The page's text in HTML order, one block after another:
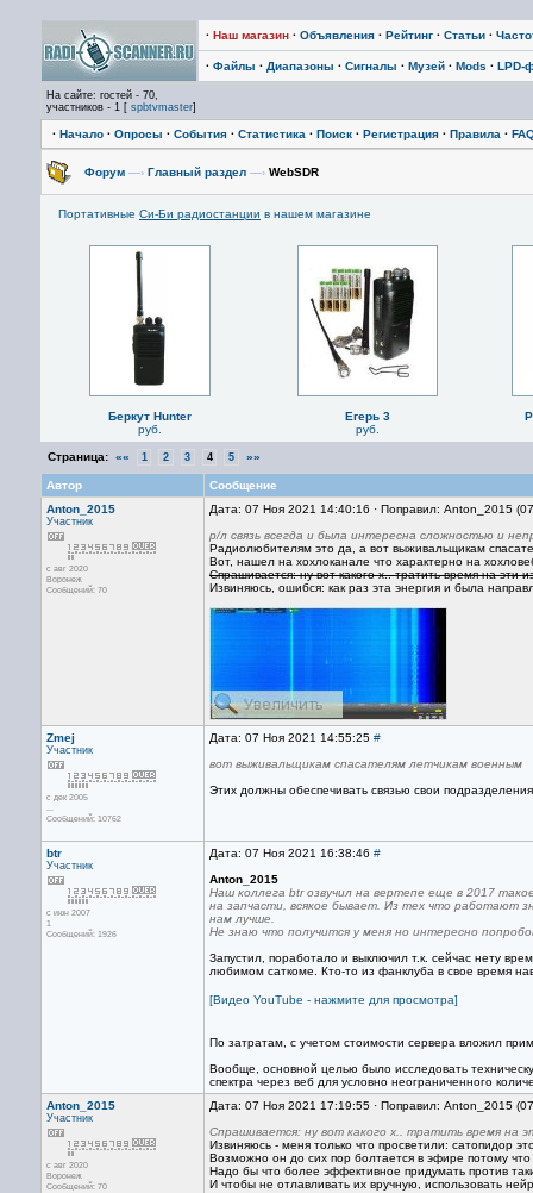
· Наш магазин · Объявления · Рейтинг · Статьи ·
· Файлы · Диапазоны · Сигналы · Музей · Mods · LPD-
На сайте: гостей - 70,
участников - 1 [ spbtvmaster]
· Начало · Опросы · События · Статистика · Поиск · Регистрация · Правила ·
Форум —› Главный раздел —› WebSDR
Портативные Си-Би радиостанции в нашем магазине
Беркут Hunter
руб.
Егерь 3
руб.
Страница: «« 1 2 3 4 5 »»
Автор
Сообщение
Anton_2015
Участник
с авг 2020
Воронеж
Сообщений: 70
Дата: 07 Ноя 2021 14:40:16 · Поправил: Anton_2015
р/л связь всегда и была интересна сложностью и
Радиолюбителям это да, а вот выживальщикам
Вот, нашел на хохлоканале что характерно на
Спрашивается: ну вот какого х.. тратить время на
Извиняюсь, ошибся: как раз эта энергия и была
Zmej
Участник
с дек 2005
...
Сообщений: 10762
Дата: 07 Ноя 2021 14:55:25 #
вот выживальщикам спасателям летчикам военным
Этих должны обеспечивать связью свои
btr
Участник
с июн 2007
1
Сообщений: 1926
Дата: 07 Ноя 2021 16:38:46 #
Anton_2015
Наш коллега btr озвучил на вертепе еще в 2017
на запчасти, всякое бывает. Из тех что работают
нам лучше.
Не знаю что получится у меня но интересно
Запустил, поработало и выключил т.к. сейчас нету
любимом саткоме. Кто-то из фанклуба в свое время
[Видео YouTube - нажмите для просмотра]
По затратам, с учетом стоимости сервера вложил
Вообще, основной целью было исследовать
спектра через веб для условно неограниченного
Anton_2015
Участник
с авг 2020
Воронеж
Сообщений: 70
Дата: 07 Ноя 2021 17:19:55 · Поправил: Anton_2015
Спрашивается: ну вот какого х.. тратить время на
Извиняюсь - меня только что просветили: сатопидор
Возможно он до сих пор болтается в эфире потому
Надо бы что более эффективное придумать против
И чтобы не отлавливать их вручную, использовать